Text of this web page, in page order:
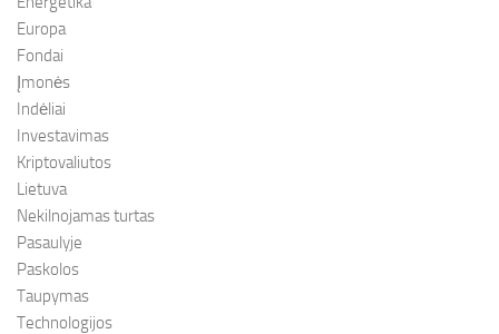
Europa
Fondai
Įmonės
Indėliai
Investavimas
Kriptovaliutos
Lietuva
Nekilnojamas turtas
Pasaulyje
Paskolos
Taupymas
Technologijos